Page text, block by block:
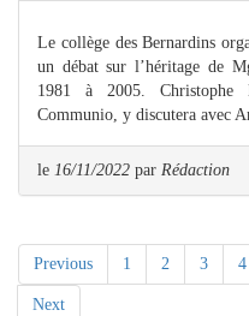
Le collège des Bernardins
un débat sur l’héritage de
1981 à 2005. Christophe
Communio, y discutera avec
le 16/11/2022 par Rédaction
Previous 1 2 3 4
Next